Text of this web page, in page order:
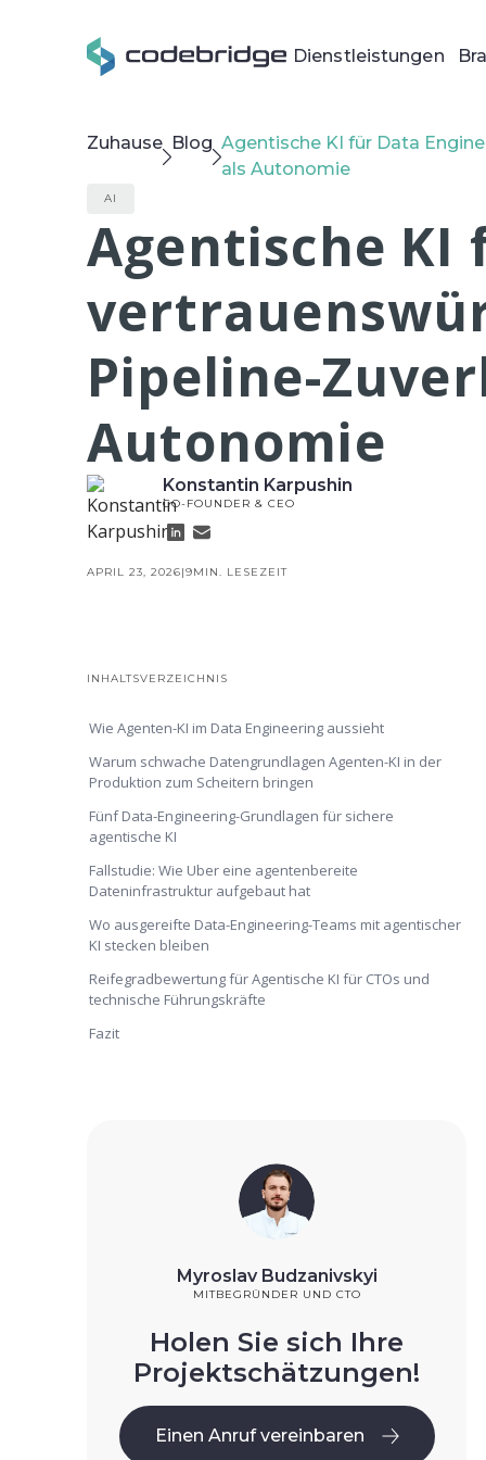
Dienstleistungen
Zuhause Blog Agentische KI für Data
als Autonomie
AI
Agentische KI
Pipeline-
Autonomie
Konstantin Karpushin
CO-FOUNDER & CEO
APRIL 23, 2026|9MIN. LESEZEIT
INHALTSVERZEICHNIS
Wie Agenten-KI im Data Engineering aussieht
Warum schwache Datengrundlagen Agenten-KI in der
Produktion zum Scheitern bringen
Fünf Data-Engineering-Grundlagen für sichere
agentische KI
Fallstudie: Wie Uber eine agentenbereite
Dateninfrastruktur aufgebaut hat
Wo ausgereifte Data-Engineering-Teams mit agentischer
KI stecken bleiben
Reifegradbewertung für Agentische KI für CTOs und
technische Führungskräfte
Fazit
Myroslav Budzanivskyi
MITBEGRÜNDER UND CTO
Holen Sie sich Ihre
Projektschätzungen!
Einen Anruf vereinbaren